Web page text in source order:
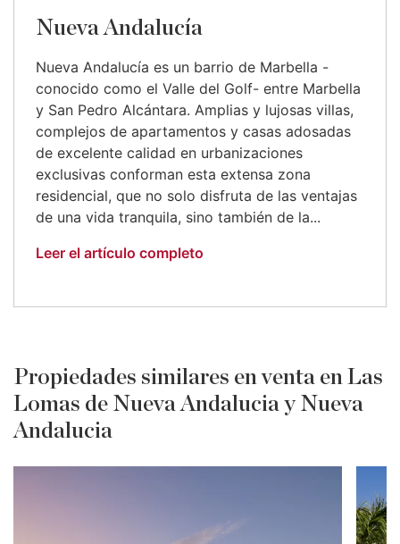
Nueva Andalucía
Nueva Andalucía es un barrio de Marbella -
conocido como el Valle del Golf- entre Marbella
y San Pedro Alcántara. Amplias y lujosas villas,
complejos de apartamentos y casas adosadas
de excelente calidad en urbanizaciones
exclusivas conforman esta extensa zona
residencial, que no solo disfruta de las ventajas
de una vida tranquila, sino también de la...
Leer el artículo completo
Propiedades similares en venta en Las
Lomas de Nueva Andalucia y Nueva
Andalucia